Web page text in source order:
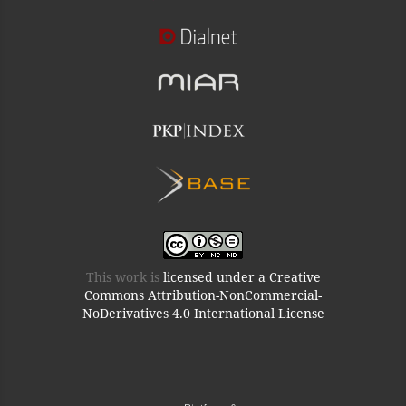
This work is licensed under a Creative
Commons Attribution-NonCommercial-
NoDerivatives 4.0 International License